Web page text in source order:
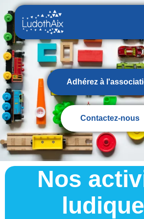
Adhérez à
Contactez-nous
Nos